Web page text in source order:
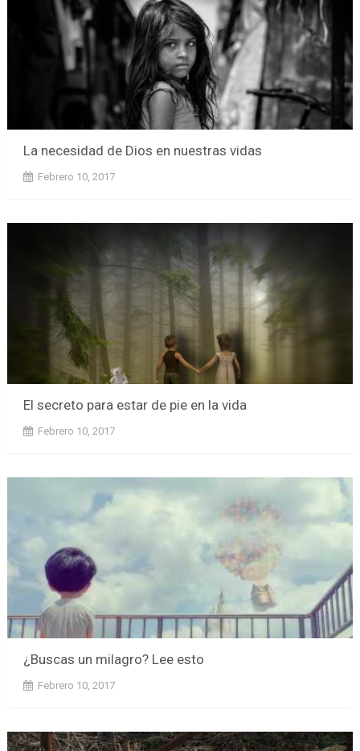
La necesidad de Dios en nuestras vidas
Febrero 10, 2017
El secreto para estar de pie en la vida
Febrero 10, 2017
¿Buscas un milagro? Lee esto
Febrero 10, 2017